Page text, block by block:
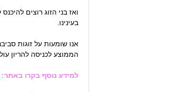
ואז בני הזוג רוצים
בעינינו.
אנו שומעות על זוגות
הממוצע לכניסה להריון
למידע נוסף בקרו באתר: